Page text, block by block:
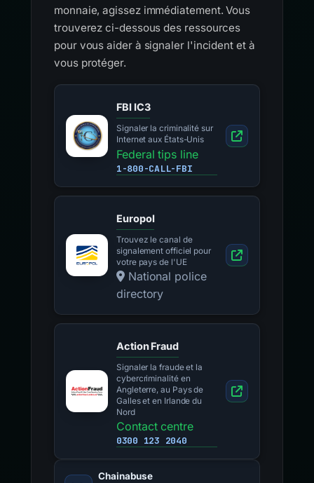
monnaie, agissez immédiatement. Vous
trouverez ci-dessous des ressources
pour vous aider à signaler l'incident et à
vous protéger.
FBI IC3
Signaler la criminalité sur
Internet aux États-Unis
Federal tips line
1-800-CALL-FBI
Europol
Trouvez le canal de
signalement officiel pour
votre pays de l'UE
National police
directory
Action Fraud
Signaler la fraude et la
cybercriminalité en
Angleterre, au Pays de
Galles et en Irlande du
Nord
Contact centre
0300 123 2040
Chainabuse